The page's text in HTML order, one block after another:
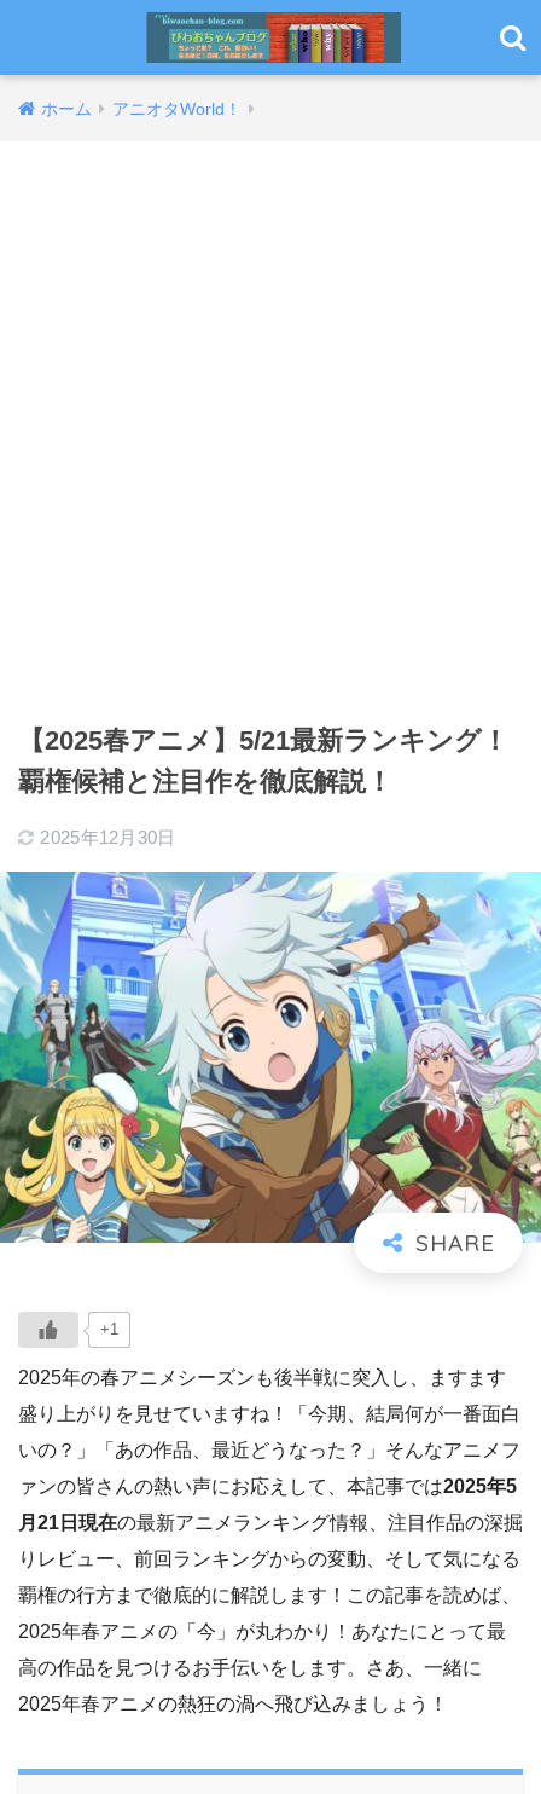
ホーム アニオタWorld！
【2025春アニメ】5/21最新ランキング！
覇権候補と注目作を徹底解説！
2025年12月30日
+1
2025年の春アニメシーズンも後半戦に突入し、ますます
盛り上がりを見せていますね！「今期、結局何が一番面白
いの？」「あの作品、最近どうなった？」そんなアニメフ
ァンの皆さんの熱い声にお応えして、本記事では2025年5
月21日現在の最新アニメランキング情報、注目作品の深掘
りレビュー、前回ランキングからの変動、そして気になる
覇権の行方まで徹底的に解説します！この記事を読めば、
2025年春アニメの「今」が丸わかり！あなたにとって最
高の作品を見つけるお手伝いをします。さあ、一緒に
2025年春アニメの熱狂の渦へ飛び込みましょう！